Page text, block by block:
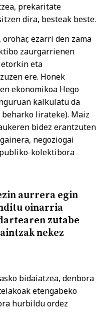
prekaritate
dira, besteak beste.
ezarri den zama
zaurgarrienen
etorkin eta
ere. Honek
ekonomikoa Hego
kalkulatu da
lirateke). Maiz
bidez erantzuten
negoziogai
kolektibora
aurrera egin
oinarria
zutabe
nekez
bidaiatzea, denbora
etengabeko
hurbildu ordez